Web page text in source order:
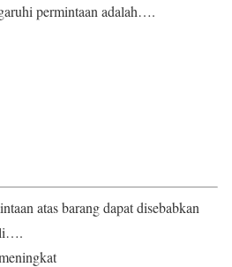
permintaan adalah….
atas barang dapat disebabkan